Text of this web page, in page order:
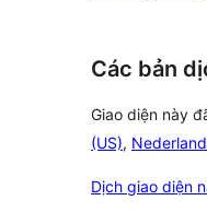
Các bản
Giao diện này
(US),
Dịch giao diện